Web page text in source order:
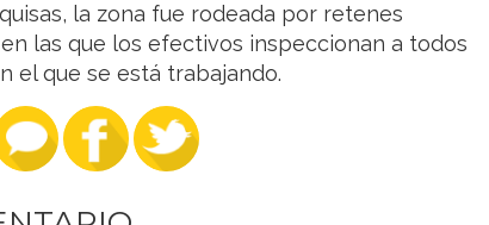
la zona fue rodeada por retenes
las que los efectivos inspeccionan a todos
el que se está trabajando.